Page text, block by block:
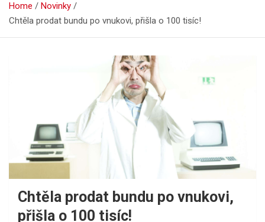
Home
Novinky
Chtěla prodat bundu po vnukovi, přišla o 100 tisíc!
Chtěla prodat bundu po vnukovi,
přišla o 100 tisíc!